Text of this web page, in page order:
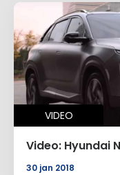
VIDEO
Video: Hyundai
30 jan 2018